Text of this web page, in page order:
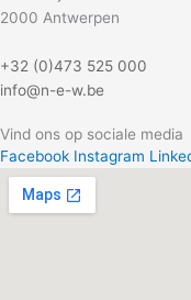
2000 Antwerpen
+32 (0)473 525 000
info@n-e-w.be
Vind ons op sociale media
Facebook Instagram